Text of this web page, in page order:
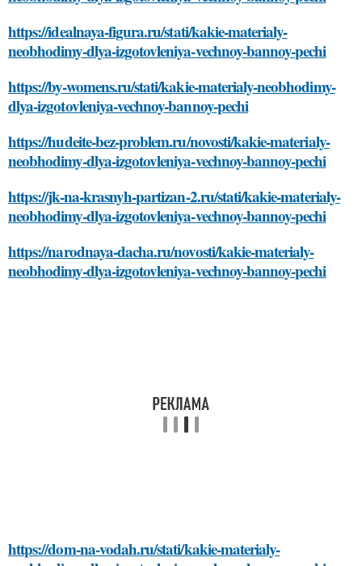
https://idealnaya-figura.ru/stati/kakie-materialy-
neobhodimy-dlya-izgotovleniya-vechnoy-bannoy-pechi
https://by-womens.ru/stati/kakie-materialy-neobhodimy-
dlya-izgotovleniya-vechnoy-bannoy-pechi
https://hudeite-bez-problem.ru/novosti/kakie-materialy-
neobhodimy-dlya-izgotovleniya-vechnoy-bannoy-pechi
https://jk-na-krasnyh-partizan-2.ru/stati/kakie-materialy-
neobhodimy-dlya-izgotovleniya-vechnoy-bannoy-pechi
https://narodnaya-dacha.ru/novosti/kakie-materialy-
neobhodimy-dlya-izgotovleniya-vechnoy-bannoy-pechi
https://dom-na-vodah.ru/stati/kakie-materialy-